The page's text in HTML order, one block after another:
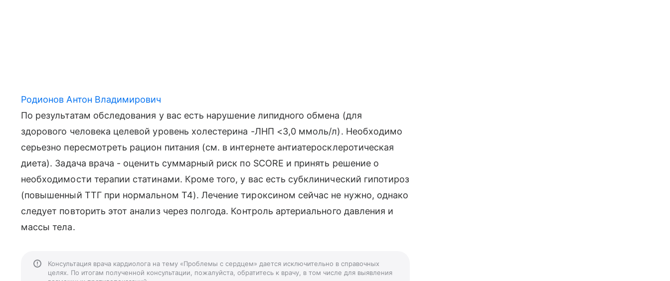
Родионов Антон Владимирович
По результатам обследования у вас есть нарушение липидного обмена (для
здорового человека целевой уровень холестерина -ЛНП <3,0 ммоль/л). Необходимо
серьезно пересмотреть рацион питания (см. в интернете антиатеросклеротическая
диета). Задача врача - оценить суммарный риск по SCORE и принять решение о
необходимости терапии статинами. Кроме того, у вас есть субклинический гипотироз
(повышенный ТТГ при нормальном Т4). Лечение тироксином сейчас не нужно, однако
следует повторить этот анализ через полгода. Контроль артериального давления и
массы тела.
Консультация врача кардиолога на тему «Проблемы с сердцем» дается исключительно в справочных
целях. По итогам полученной консультации, пожалуйста, обратитесь к врачу, в том числе для выявления